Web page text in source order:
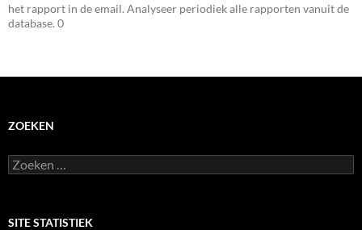
het rapport in de email. Analyseer periodiek alle rapporten vanuit de
database. 0
ZOEKEN
Zoeken
naar:
SITE STATISTIEK